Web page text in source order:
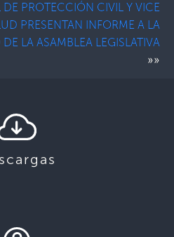
DE PROTECCIÓN CIVIL Y VICE
PRESENTAN INFORME A LA
LA ASAMBLEA LEGISLATIVA
»»